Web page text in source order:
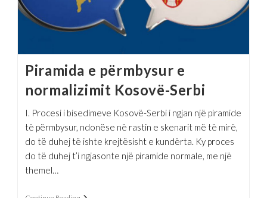
Piramida e përmbysur e
normalizimit Kosovë-Serbi
I. Procesi i bisedimeve Kosovë-Serbi i ngjan një piramide
të përmbysur, ndonëse në rastin e skenarit më të mirë,
do të duhej të ishte krejtësisht e kundërta. Ky proces
do të duhej t’i ngjasonte një piramide normale, me një
themel…